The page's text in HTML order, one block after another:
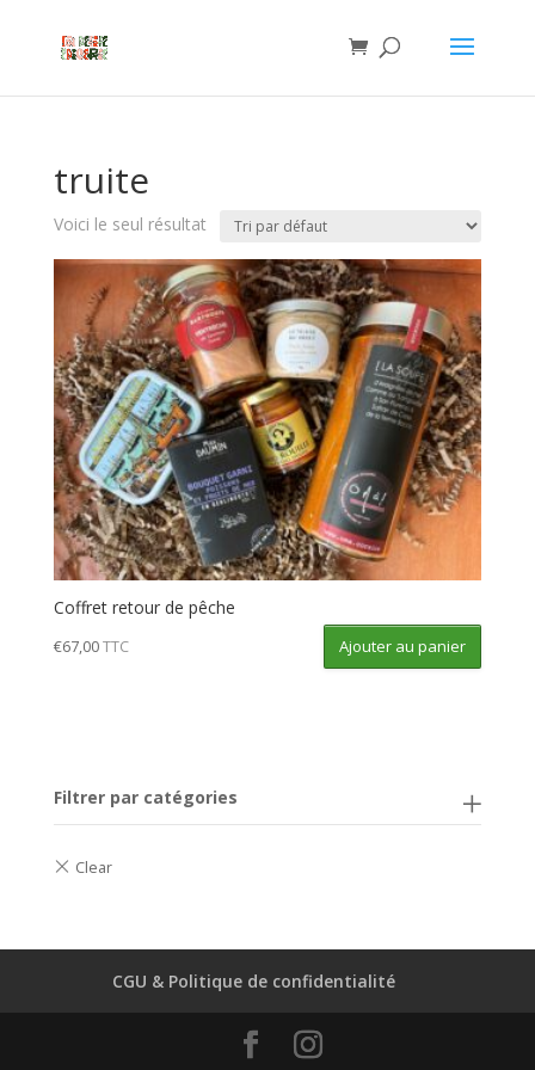
truite
Voici le seul résultat
Coffret retour de pêche
€67,00TTC Ajouter au panier
Filtrer par catégories
CGU & Politique de confidentialité